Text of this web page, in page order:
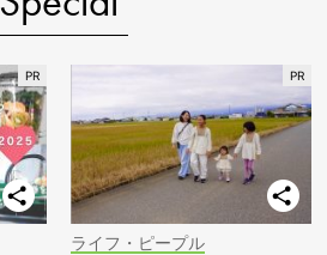
ライフ・ピープル